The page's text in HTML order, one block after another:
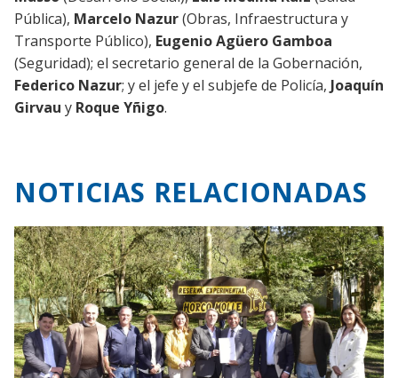
Pública), Marcelo Nazur(Obras, Infraestructura y
Transporte Público), Eugenio Agüero Gamboa
(Seguridad); el secretario general de la Gobernación,
Federico Nazur; y el jefe y el subjefe de Policía, Joaquín
Girvau y Roque Yñigo.
NOTICIAS RELACIONADAS